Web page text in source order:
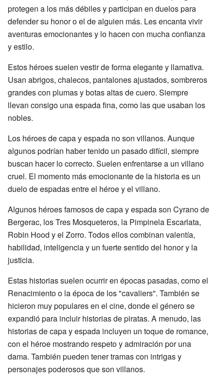
protegen a los más débiles y participan en duelos para
defender su honor o el de alguien más. Les encanta vivir
aventuras emocionantes y lo hacen con mucha confianza
y estilo.
Estos héroes suelen vestir de forma elegante y llamativa.
Usan abrigos, chalecos, pantalones ajustados, sombreros
grandes con plumas y botas altas de cuero. Siempre
llevan consigo una espada fina, como las que usaban los
nobles.
Los héroes de capa y espada no son villanos. Aunque
algunos podrían haber tenido un pasado difícil, siempre
buscan hacer lo correcto. Suelen enfrentarse a un villano
cruel. El momento más emocionante de la historia es un
duelo de espadas entre el héroe y el villano.
Algunos héroes famosos de capa y espada son Cyrano de
Bergerac, los Tres Mosqueteros, la Pimpinela Escarlata,
Robin Hood y el Zorro. Todos ellos combinan valentía,
habilidad, inteligencia y un fuerte sentido del honor y la
justicia.
Estas historias suelen ocurrir en épocas pasadas, como el
Renacimiento o la época de los "cavaliers". También se
hicieron muy populares en el cine, donde el género se
expandió para incluir historias de piratas. A menudo, las
historias de capa y espada incluyen un toque de romance,
con el héroe mostrando respeto y admiración por una
dama. También pueden tener tramas con intrigas y
personajes poderosos que son villanos.